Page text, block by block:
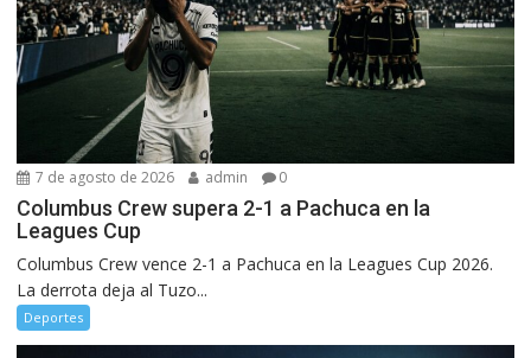
7 de agosto de 2026 admin 0
Columbus Crew supera 2-1 a Pachuca en la
Leagues Cup
Columbus Crew vence 2-1 a Pachuca en la Leagues Cup 2026.
La derrota deja al Tuzo...
Deportes